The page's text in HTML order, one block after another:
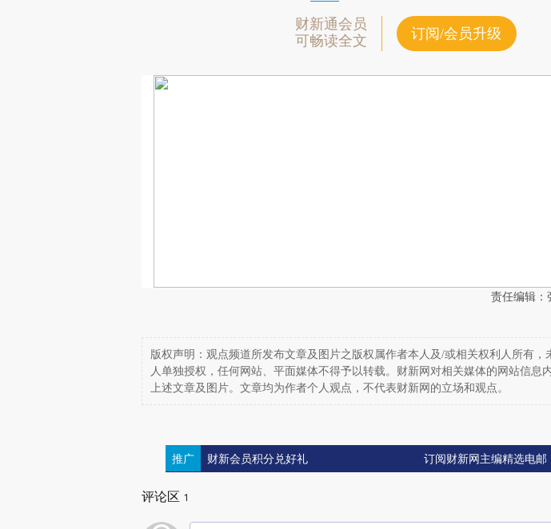
财新通会员
可畅读全文
订阅/会员升级
责任编辑：
版权声明：观点频道所发布文章及图片之版权属作者本人及/或相关权利人所有，
人单独授权，任何网站、平面媒体不得予以转载。财新网对相关媒体的网站信息
上述文章及图片。文章均为作者个人观点，不代表财新网的立场和观点。
推广 财新会员积分兑好礼 订阅财新网主编精选电邮
评论区 1